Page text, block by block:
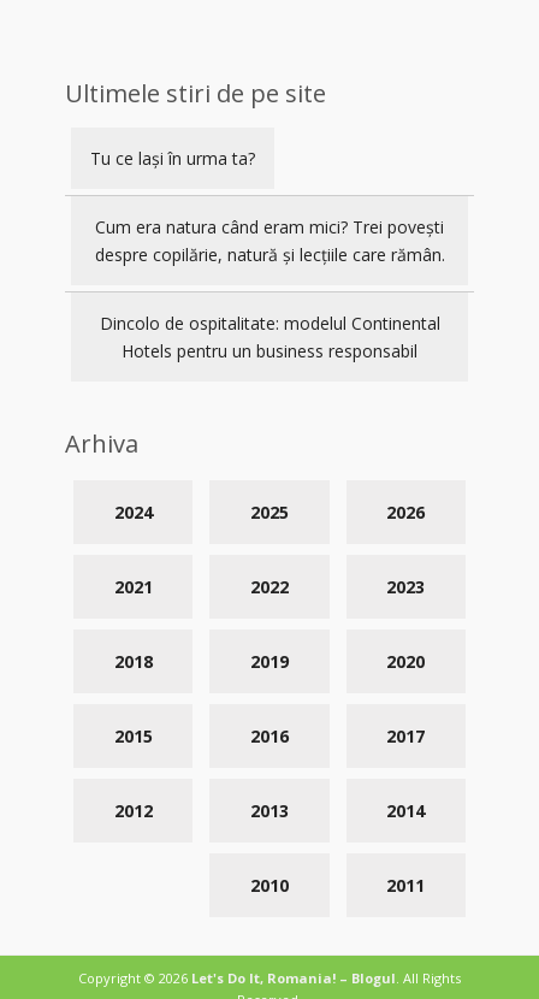
Ultimele stiri de pe site
Tu ce lași în urma ta?
Cum era natura când eram mici? Trei povești
despre copilărie, natură și lecțiile care rămân.
Dincolo de ospitalitate: modelul Continental
Hotels pentru un business responsabil
Arhiva
2026
2025
2024
2023
2022
2021
2020
2019
2018
2017
2016
2015
2014
2013
2012
2011
2010
Copyright © 2026 Let's Do It, Romania! – Blogul . All Rights